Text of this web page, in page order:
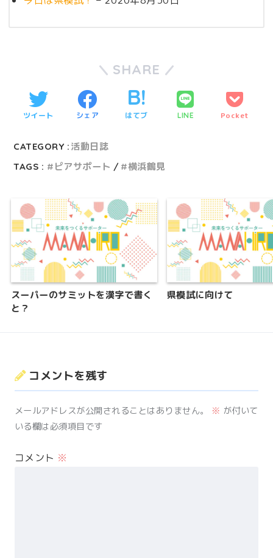
SHARE
ツイート シェア はてブ LINE Pocket
CATEGORY : 活動日誌
TAGS :
ピアサポート 横浜鶴見
スーパーのサミットを漢字で書く
と？
県模試に向けて
コメントを残す
メールアドレスが公開されることはありません。 ※ が付いて
いる欄は必須項目です
コメント ※